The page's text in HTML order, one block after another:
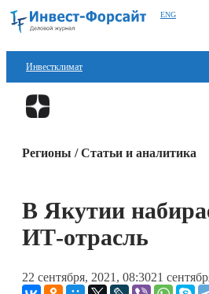
ENG
Инвестклимат
Финансы
Книги
Регионы / Статьи и аналитика
В Якутии
ИТ-отрасль
22 сентября, 2021, 08:3021